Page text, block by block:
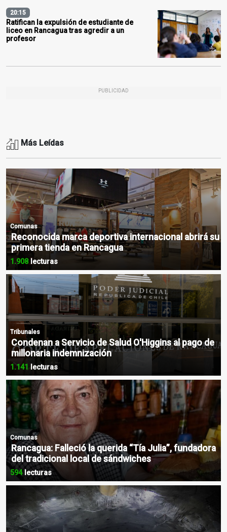
20:15
Ratifican la expulsión de estudiante de
liceo en Rancagua tras agredir a un
profesor
PUBLICIDAD
Más Leídas
Comunas
Reconocida marca deportiva internacional abrirá su
primera tienda en Rancagua
1.908lecturas
Tribunales
Condenan a Servicio de Salud O'Higgins al pago de
millonaria indemnización
1.141 lecturas
Comunas
Rancagua: Falleció la querida “Tía Julia”, fundadora
del tradicional local de sándwiches
594lecturas